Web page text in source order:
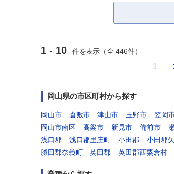
1 - 10 件を表示（全 446件）
1
岡山県の市区町村から探す
岡山市 倉敷市 津山市 玉野市 笠岡
岡山市南区
高梁市 新見市 備前市
浅口郡
浅口郡里庄町 小田郡 小田郡
勝田郡奈義町
英田郡 英田郡西粟倉村